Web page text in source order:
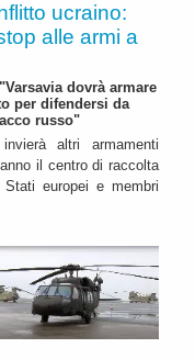
ucraino:
alle armi a
dovrà armare
per difendersi da
russo"
altri armamenti
il centro di raccolta
europei e membri